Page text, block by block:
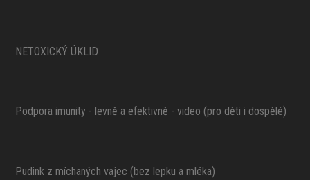
NETOXICKÝ ÚKLID
Podpora imunity - levně a efektivně - video (pro děti i dospělé)
Pudink z míchaných vajec (bez lepku a mléka)